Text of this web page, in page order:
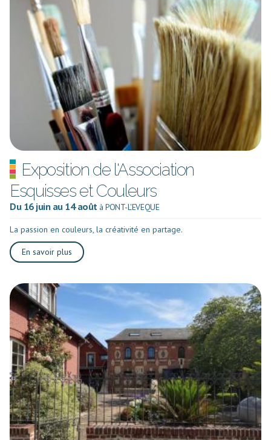
Exposition de l'Association
Esquisses et Couleurs
Du 16 juin au 14 août à PONT-L'EVEQUE
La passion en couleurs, la créativité en partage.
En savoir plus